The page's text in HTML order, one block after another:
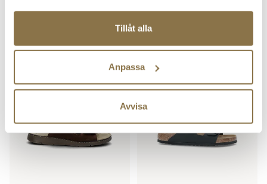
Tillåt alla
Anpassa
Avvisa
RIEKER 1116 Schwarz/Schwarz
Pris
799 kr
Classic Clog
Pris
549 kr
REA